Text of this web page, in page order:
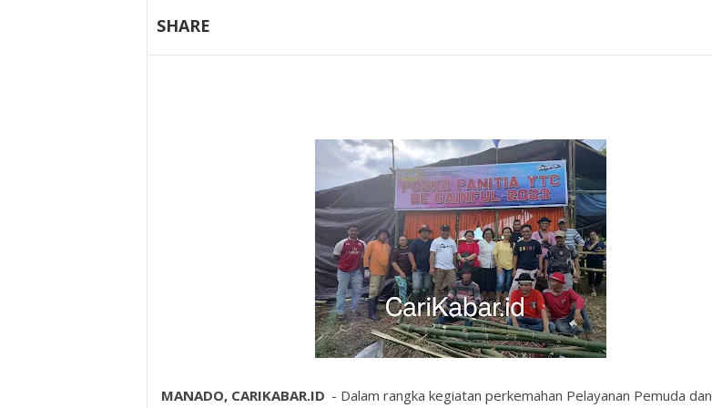
SHARE
MANADO, CARIKABAR.ID - Dalam rangka kegiatan perkemahan Pelayanan Pemuda dan